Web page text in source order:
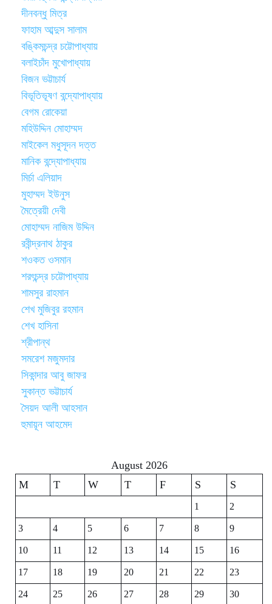
দীনবন্ধু মিত্র
ফাহাম আব্দুস সালাম
বঙ্কিমচন্দ্র চট্টোপাধ্যায়
বলাইচাঁদ মুখোপাধ্যায়
বিজন ভট্টাচার্য
বিভূতিভূষণ বন্দ্যোপাধ্যায়
বেগম রোকেয়া
মহিউদ্দিন মোহাম্মদ
মাইকেল মধুসূদন দত্ত
মানিক বন্দ্যোপাধ্যায়
মির্চা এলিয়াদ
মুহাম্মদ ইউনুস
মৈত্রেয়ী দেবী
মোহাম্মদ নাজিম উদ্দিন
রবীন্দ্রনাথ ঠাকুর
শওকত ওসমান
শরৎচন্দ্র চট্টোপাধ্যায়
শামসুর রাহমান
শেখ মুজিবুর রহমান
শেখ হাসিনা
শ্রীপান্থ
সমরেশ মজুমদার
সিকান্দার আবু জাফর
সুকান্ত ভট্টাচার্য
সৈয়দ আলী আহসান
হুমায়ূন আহমেদ
August 2026
M
T W T F S S
1
2
3
4 5 6 7 8
9
10
11 12 13 14 15
16
17
18 19 20 21 22
23
24
25 26 27 28 29 30